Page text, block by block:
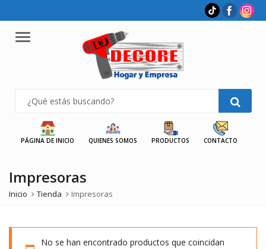
Menu
PÁGINA DE INICIO QUIENES SOMOS PRODUCTOS CONTACTO
Impresoras
Inicio Tienda Impresoras
No se han encontrado productos que coincidan